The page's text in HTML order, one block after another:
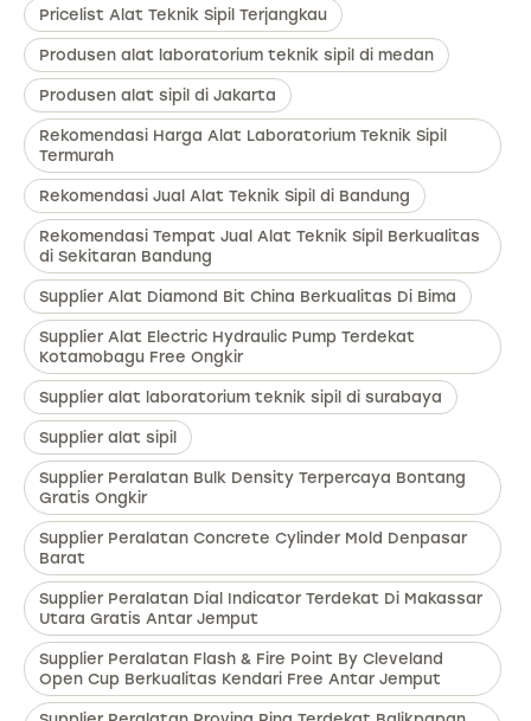
Pricelist Alat Teknik Sipil Terjangkau
Produsen alat laboratorium teknik sipil di medan
Produsen alat sipil di Jakarta
Rekomendasi Harga Alat Laboratorium Teknik Sipil
Termurah
Rekomendasi Jual Alat Teknik Sipil di Bandung
Rekomendasi Tempat Jual Alat Teknik Sipil Berkualitas
di Sekitaran Bandung
Supplier Alat Diamond Bit China Berkualitas Di Bima
Supplier Alat Electric Hydraulic Pump Terdekat
Kotamobagu Free Ongkir
Supplier alat laboratorium teknik sipil di surabaya
Supplier alat sipil
Supplier Peralatan Bulk Density Terpercaya Bontang
Gratis Ongkir
Supplier Peralatan Concrete Cylinder Mold Denpasar
Barat
Supplier Peralatan Dial Indicator Terdekat Di Makassar
Utara Gratis Antar Jemput
Supplier Peralatan Flash & Fire Point By Cleveland
Open Cup Berkualitas Kendari Free Antar Jemput